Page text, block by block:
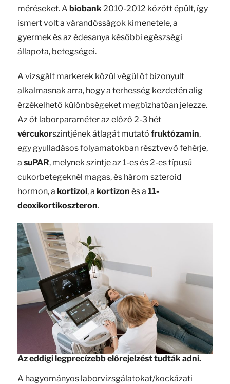
méréseket. A biobank2010-2012 között épült, így
ismert volt a várandósságok kimenetele, a
gyermek és az édesanya későbbi egészségi
állapota, betegségei.
A vizsgált markerek közül végül öt bizonyult
alkalmasnak arra, hogy a terhesség kezdetén alig
érzékelhető különbségeket megbízhatóan jelezze.
Az öt laborparaméter az előző 2-3 hét
vércukorszintjének átlagát mutató fruktózamin,
egy gyulladásos folyamatokban résztvevő fehérje,
a suPAR, melynek szintje az 1-es és 2-es típusú
cukorbetegeknél magas, és három szteroid
hormon, a kortizol, a kortizon és a 11-
deoxikortikoszteron.
Az eddigi legprecízebb előrejelzést tudták adni.
A hagyományos laborvizsgálatokat/kockázati